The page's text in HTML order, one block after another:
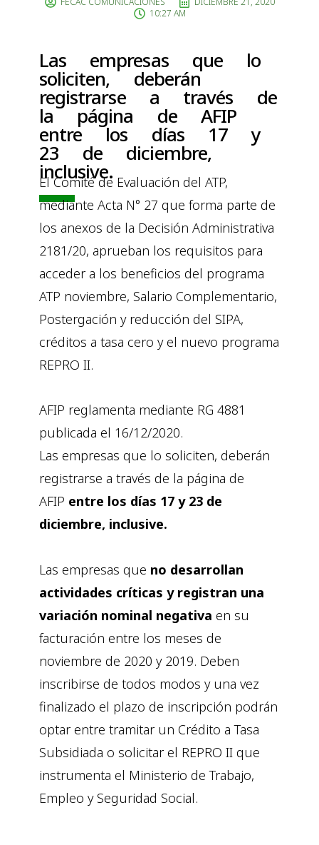
10:27 AM
Las empresas que lo
soliciten, deberán
registrarse a través de
la página de AFIP
entre los días 17 y
23 de diciembre,
inclusive.
El Comité de Evaluación del ATP,
mediante Acta N° 27 que forma parte de
los anexos de la Decisión Administrativa
2181/20, aprueban los requisitos para
acceder a los beneficios del programa
ATP noviembre, Salario Complementario,
Postergación y reducción del SIPA,
créditos a tasa cero y el nuevo programa
REPRO II.
AFIP reglamenta mediante RG 4881
publicada el 16/12/2020.
Las empresas que lo soliciten, deberán
registrarse a través de la página de
AFIP entre los días 17 y 23 de
diciembre, inclusive.
Las empresas que no desarrollan
actividades críticas y registran una
variación nominal negativa en su
facturación entre los meses de
noviembre de 2020 y 2019. Deben
inscribirse de todos modos y una vez
finalizado el plazo de inscripción podrán
optar entre tramitar un Crédito a Tasa
Subsidiada o solicitar el REPRO II que
instrumenta el Ministerio de Trabajo,
Empleo y Seguridad Social.